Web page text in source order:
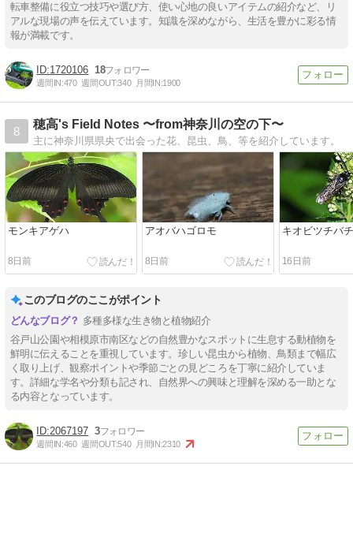
転車整備に役立つ技巧や選び方、使い心地の良いアイテムの紹介など、リ
アルな現場の声を伝えています。知識を深めながら、生活を豊かに彩る情
報が満載です。
1720106 18
週間IN:470 週間OUT:340 月間IN:1900
8
穂高's Field Notes 〜from神奈川の空の下〜
主に神奈川県県央で出会った花、昆虫、鳥、等を紹介しています。
モンキアゲハ
8日前
アオバハゴロモ
8日前
キオビツチバチ
16日前
このブログのここがポイント
多種多様な生き物と植物紹介
谷戸山公園や相模原市南区などの自然豊かなスポットに生息する動植物を
鮮明に伝えることを重視しています。珍しい昆虫から植物、鳥類まで幅広
く取り上げ、観察ポイントや季節ごとの見どころを丁寧に紹介していま
す。詳細な学名や分類も記され、自然界への興味と理解を深める一助とな
る内容となっています。
2067197 3
週間IN:460 週間OUT:540 月間IN:2310